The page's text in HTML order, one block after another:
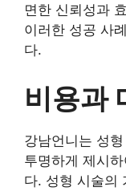
면한 신뢰성과
이러한 성공 사
다.
비용과
강남언니는 성
투명하게 제시
다. 성형 시술의